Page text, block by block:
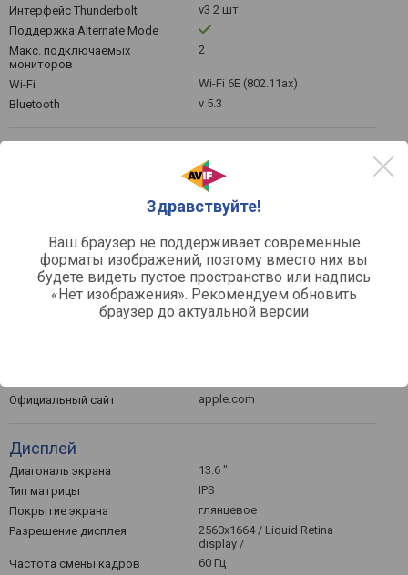
Здравствуйте!
Ваш браузер не поддерживает современные
форматы изображений, поэтому вместо них вы
будете видеть пустое пространство или надпись
«Нет изображения». Рекомендуем обновить
браузер до актуальной версии
Интерфейс Thunderbolt
v3 2 шт
Поддержка Alternate Mode
Макс. подключаемых
мониторов
2
Wi-Fi
Wi-Fi 6E (802.11ax)
Bluetooth
v 5.3
белая
островного типа
Общее
Предустановленная ОС
MacOS / Sonoma /
Пассивное охлаждение
Официальный сайт
apple.com
Дисплей
Диагональ экрана
13.6 "
Тип матрицы
IPS
Покрытие экрана
глянцевое
Разрешение дисплея
2560x1664 / Liquid Retina
display /
Частота смены кадров
60 Гц